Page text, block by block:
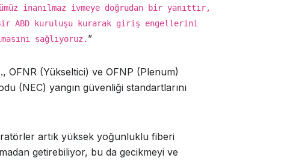
inanılmaz ivmeye doğrudan bir yanıttır,
ABD kuruluşu kurarak giriş engellerini
sağlıyoruz. ”
OFNR (Yükseltici) ve OFNP (Plenum)
(NEC) yangın güvenliği standartlarını
artık yüksek yoğunluklu fiberi
getirebiliyor, bu da gecikmeyi ve